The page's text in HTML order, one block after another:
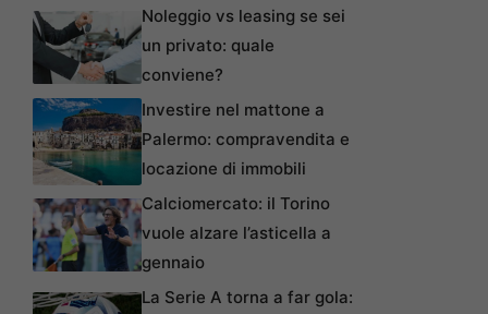
Noleggio vs leasing se sei
un privato: quale
conviene?
Investire nel mattone a
Palermo: compravendita e
locazione di immobili
Calciomercato: il Torino
vuole alzare l’asticella a
gennaio
La Serie A torna a far gola: